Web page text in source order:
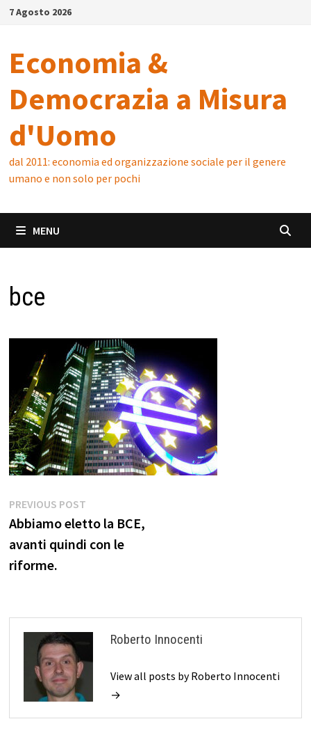
Skip7 Agosto 2026
Economia &
Democrazia a Misura
d'Uomo
dal 2011: economia ed organizzazione sociale per il genere
umano e non solo per pochi
MENU
bce
Navigazione
articoli
PREVIOUS POSTPrevious
post:
Abbiamo eletto la BCE,
avanti quindi con le
riforme.
Roberto Innocenti
View all posts by Roberto Innocenti
→